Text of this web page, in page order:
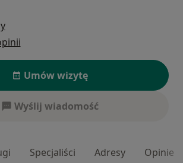
Umów wizytę
Wyślij wiadomość
Specjaliści Adresy Opinie